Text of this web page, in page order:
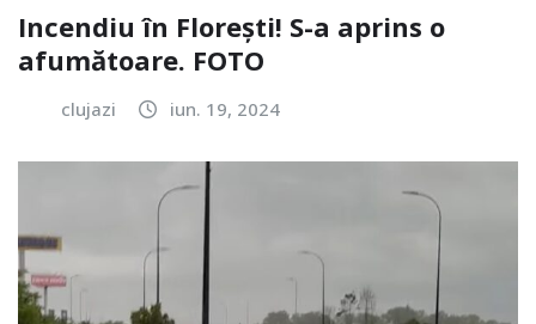
Incendiu în Florești! S-a aprins o
afumătoare. FOTO
clujazi iun. 19, 2024